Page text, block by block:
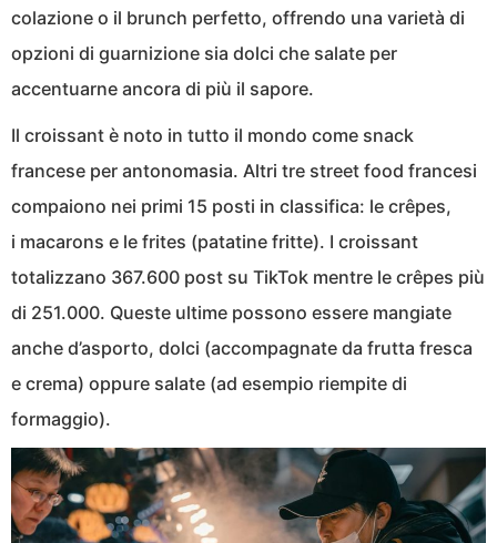
colazione o il brunch perfetto, offrendo una varietà di
opzioni di guarnizione sia dolci che salate per
accentuarne ancora di più il sapore.
Il croissant è noto in tutto il mondo come snack
francese per antonomasia. Altri tre street food francesi
compaiono nei primi 15 posti in classifica: le crêpes,
i macarons e le frites (patatine fritte). I croissant
totalizzano 367.600 post su TikTok mentre le crêpes più
di 251.000. Queste ultime possono essere mangiate
anche d’asporto, dolci (accompagnate da frutta fresca
e crema) oppure salate (ad esempio riempite di
formaggio).